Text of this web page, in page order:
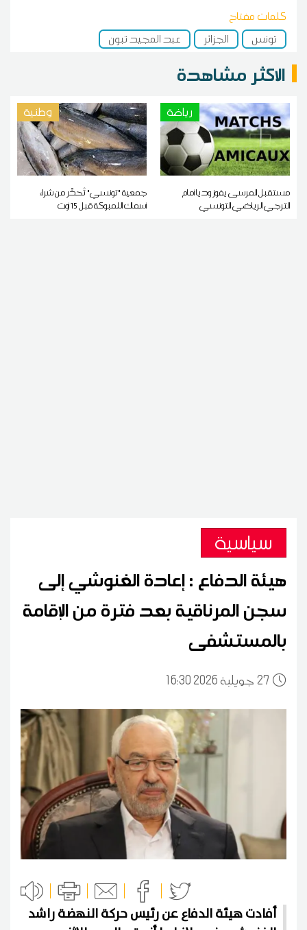
كلمات مفتاح
تونس
الجزائر عبد المجيد تبون
الاكثر مشاهدة
رياضة
مستقبل المرسى يفوز وديا أمام
الترجي الرياضي التونسي
وطنية
جمعية "تونسي" تُحذّر من شراء
أسماك اللمبوكة قبل 15 أوت
سياسية
هيئة الدفاع : إعادة الغنوشي إلى
سجن المرناقية بعد فترة من الإقامة
بالمستشفى
27 16:30 2026 جويلية
أفادت هيئة الدفاع عن رئيس حركة النهضة راشد